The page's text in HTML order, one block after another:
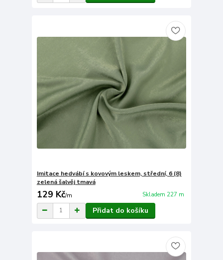
Imitace hedvábí s kovovým leskem, střední, 6 (8)
zelená šalvěj tmavá
129 Kč/m Skladem 227 m
Přidat do košíku